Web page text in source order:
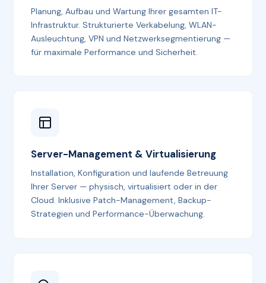
Planung, Aufbau und Wartung Ihrer gesamten IT-
Infrastruktur. Strukturierte Verkabelung, WLAN-
Ausleuchtung, VPN und Netzwerksegmentierung —
für maximale Performance und Sicherheit.
Server-Management & Virtualisierung
Installation, Konfiguration und laufende Betreuung
Ihrer Server — physisch, virtualisiert oder in der
Cloud. Inklusive Patch-Management, Backup-
Strategien und Performance-Überwachung.